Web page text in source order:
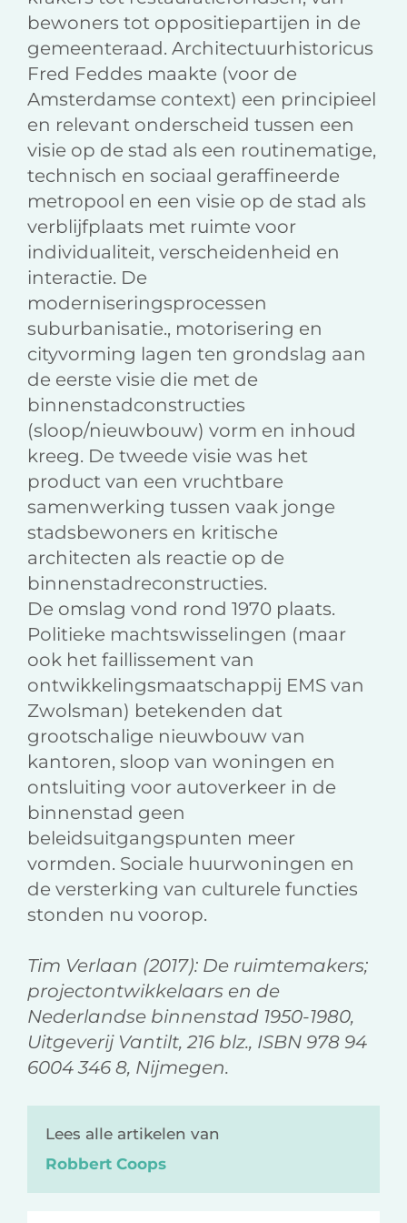
bewoners tot oppositiepartijen in de
gemeenteraad. Architectuurhistoricus
Fred Feddes maakte (voor de
Amsterdamse context) een principieel
en relevant onderscheid tussen een
visie op de stad als een routinematige,
technisch en sociaal geraffineerde
metropool en een visie op de stad als
verblijfplaats met ruimte voor
individualiteit, verscheidenheid en
interactie. De
moderniseringsprocessen
suburbanisatie., motorisering en
cityvorming lagen ten grondslag aan
de eerste visie die met de
binnenstadconstructies
(sloop/nieuwbouw) vorm en inhoud
kreeg. De tweede visie was het
product van een vruchtbare
samenwerking tussen vaak jonge
stadsbewoners en kritische
architecten als reactie op de
binnenstadreconstructies.
De omslag vond rond 1970 plaats.
Politieke machtswisselingen (maar
ook het faillissement van
ontwikkelingsmaatschappij EMS van
Zwolsman) betekenden dat
grootschalige nieuwbouw van
kantoren, sloop van woningen en
ontsluiting voor autoverkeer in de
binnenstad geen
beleidsuitgangspunten meer
vormden. Sociale huurwoningen en
de versterking van culturele functies
stonden nu voorop.
Tim Verlaan (2017): De ruimtemakers;
projectontwikkelaars en de
Nederlandse binnenstad 1950-1980,
Uitgeverij Vantilt, 216 blz., ISBN 978 94
6004 346 8, Nijmegen.
Lees alle artikelen van
Robbert Coops